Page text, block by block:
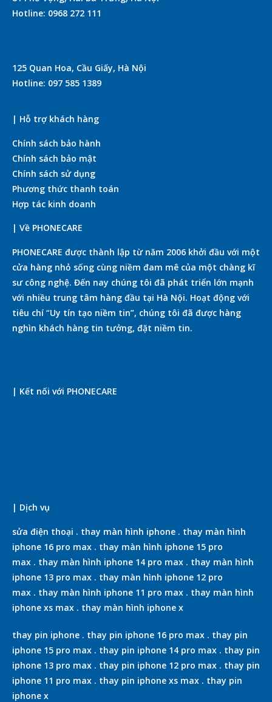
Hotline: 0968 272 111
125 Quan Hoa, Cầu Giấy, Hà Nội
Hotline: 097 585 1389
| Hỗ trợ khách hàng
Chính sách bảo hành
Chính sách bảo mật
Chính sách sử dụng
Phương thức thanh toán
Hợp tác kinh doanh
| Về PHONECARE
PHONECARE được thành lập từ năm 2006 khởi đầu với một
cửa hàng nhỏ sống cùng niềm đam mê của một chàng kĩ
sư công nghệ. Đến nay chúng tôi đã phát triển lớn mạnh
với nhiều trung tâm hàng đầu tại Hà Nội. Hoạt động với
tiêu chí “Uy tín tạo niềm tin”, chúng tôi đã được hàng
nghìn khách hàng tin tưởng, đặt niềm tin.
| Kết nối với PHONECARE
| Dịch vụ
sửa điện thoại . thay màn hình iphone . thay màn hình
iphone 16 pro max . thay màn hình iphone 15 pro
max . thay màn hình iphone 14 pro max . thay màn hình
iphone 13 pro max . thay màn hình iphone 12 pro
max . thay màn hình iphone 11 pro max . thay màn hình
iphone xs max . thay màn hình iphone x
thay pin iphone . thay pin iphone 16 pro max . thay pin
iphone 15 pro max . thay pin iphone 14 pro max . thay pin
iphone 13 pro max . thay pin iphone 12 pro max . thay pin
iphone 11 pro max . thay pin iphone xs max . thay pin
iphone x